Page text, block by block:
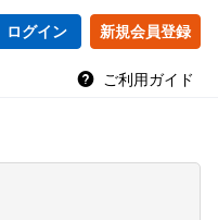
ログイン 新規会員登録
ご利用ガイド